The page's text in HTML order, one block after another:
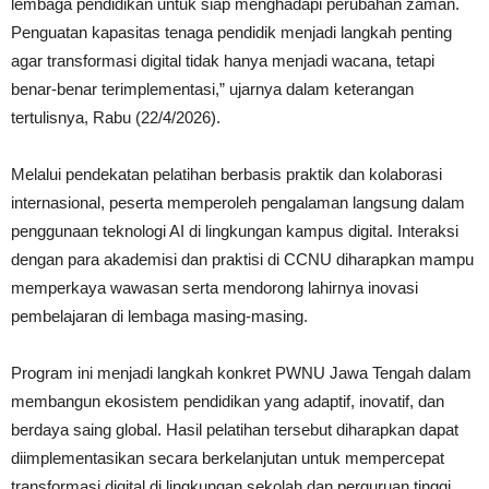
lembaga pendidikan untuk siap menghadapi perubahan zaman.
Penguatan kapasitas tenaga pendidik menjadi langkah penting
agar transformasi digital tidak hanya menjadi wacana, tetapi
benar-benar terimplementasi,” ujarnya dalam keterangan
tertulisnya, Rabu (22/4/2026).
Melalui pendekatan pelatihan berbasis praktik dan kolaborasi
internasional, peserta memperoleh pengalaman langsung dalam
penggunaan teknologi AI di lingkungan kampus digital. Interaksi
dengan para akademisi dan praktisi di CCNU diharapkan mampu
memperkaya wawasan serta mendorong lahirnya inovasi
pembelajaran di lembaga masing-masing.
Program ini menjadi langkah konkret PWNU Jawa Tengah dalam
membangun ekosistem pendidikan yang adaptif, inovatif, dan
berdaya saing global. Hasil pelatihan tersebut diharapkan dapat
diimplementasikan secara berkelanjutan untuk mempercepat